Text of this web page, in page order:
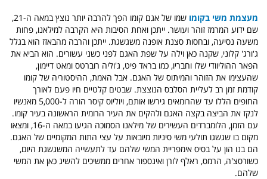
מעצמת משי בקומו
שמו של אגם קומו הפך להרבה יותר נוצץ במאה ה-21,
שם ידוע המרמז זוהר ועושר. ייתכן ואחת הסיבות היא הקרבה למילאנו, פחות
משעה נסיעה, ובחסות סצנת אופנה משגשגת. ייתכן והרבה מהבאזז הוא בגלל
ג'ורג' קלוני, שקנה כאן וילה על שפת האגם לפני כשני עשורים. הוא הביא את
הפאר ההוליוודי שלו וחבריו, כמו בראד פיט, ג'וליה רוברטס ומאט דיימון,
שהעצימו את הזוהר והמיתוס של האגם. אבל האמת, ההיסטוריה של קומו
קודמת זמן רב לעליית הסלבס הנוצצת. שבטים קלטיים חיו פעם לאורך
החופים הללו עד שהרומאים גירשו אותם, ויוליוס קיסר הורה ל-5,000 מאנשיו
לנקז את הביצה בקצה האגם ולהקים את העיר הרומית הראשונה בעיר קומו.
עם הזמן, הלומברדים העשירים של מילאנו הסמוכה הגיעו במאה ה-16, ומצאו
מקום בו שגשגו תולעי משי סיניות מיובאות על עצי התות המקומיים של האגם.
הם בנו הון על בסיס אימפריית המשי שלהם עד לתעשייה המשגשגת היום,
כשורסצ'ה, הרמס, ראלף לורן ואינספור אחרים ממשיכים להשיג כאן את המשי
שלהם.